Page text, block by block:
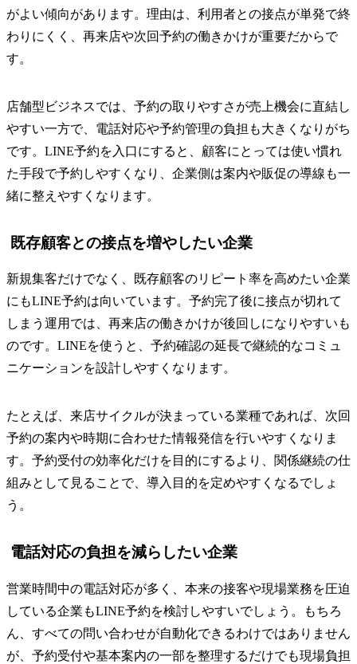
がよい傾向があります。理由は、利用者との接点が単発で終
わりにくく、再来店や次回予約の働きかけが重要だからで
す。
店舗型ビジネスでは、予約の取りやすさが売上機会に直結し
やすい一方で、電話対応や予約管理の負担も大きくなりがち
です。LINE予約を入口にすると、顧客にとっては使い慣れ
た手段で予約しやすくなり、企業側は案内や販促の導線も一
緒に整えやすくなります。
既存顧客との接点を増やしたい企業
新規集客だけでなく、既存顧客のリピート率を高めたい企業
にもLINE予約は向いています。予約完了後に接点が切れて
しまう運用では、再来店の働きかけが後回しになりやすいも
のです。LINEを使うと、予約確認の延長で継続的なコミュ
ニケーションを設計しやすくなります。
たとえば、来店サイクルが決まっている業種であれば、次回
予約の案内や時期に合わせた情報発信を行いやすくなりま
す。予約受付の効率化だけを目的にするより、関係継続の仕
組みとして見ることで、導入目的を定めやすくなるでしょ
う。
電話対応の負担を減らしたい企業
営業時間中の電話対応が多く、本来の接客や現場業務を圧迫
している企業もLINE予約を検討しやすいでしょう。もちろ
ん、すべての問い合わせが自動化できるわけではありません
が、予約受付や基本案内の一部を整理するだけでも現場負担